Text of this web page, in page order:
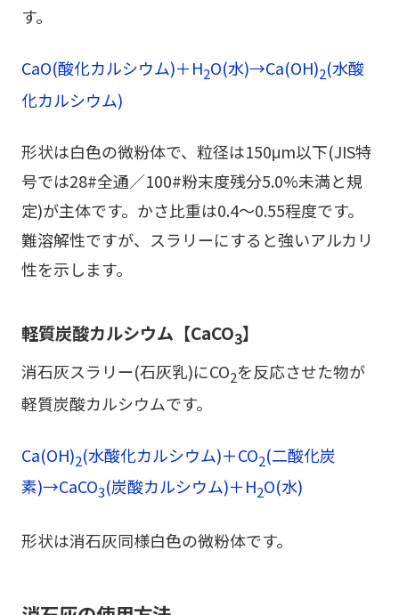
す。
CaO(酸化カルシウム)＋H2O(水)→Ca(OH)2(水酸
化カルシウム)
形状は白色の微粉体で、粒径は150μm以下(JIS特
号では28#全通／100#粉末度残分5.0%未満と規
定)が主体です。かさ比重は0.4～0.55程度です。
難溶解性ですが、スラリーにすると強いアルカリ
性を示します。
軽質炭酸カルシウム【CaCO3】
消石灰スラリー(石灰乳)にCO2を反応させた物が
軽質炭酸カルシウムです。
Ca(OH)2(水酸化カルシウム)＋CO2(二酸化炭
素)→CaCO3(炭酸カルシウム)＋H2O(水)
形状は消石灰同様白色の微粉体です。